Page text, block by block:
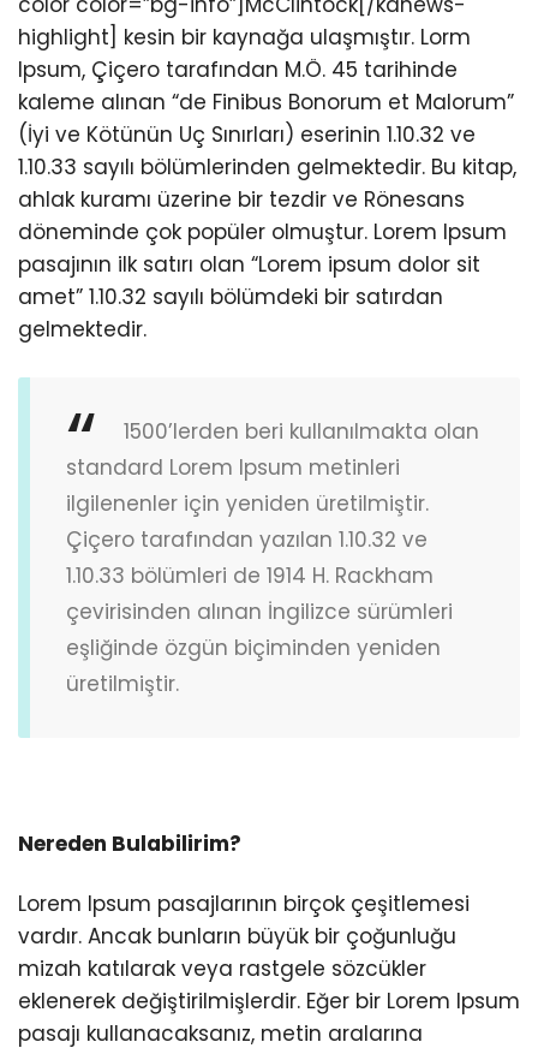
highlight] kesin bir kaynağa ulaşmıştır. Lorm
Ipsum, Çiçero tarafından M.Ö. 45 tarihinde
kaleme alınan “de Finibus Bonorum et Malorum”
(İyi ve Kötünün Uç Sınırları) eserinin 1.10.32 ve
1.10.33 sayılı bölümlerinden gelmektedir. Bu kitap,
ahlak kuramı üzerine bir tezdir ve Rönesans
döneminde çok popüler olmuştur. Lorem Ipsum
pasajının ilk satırı olan “Lorem ipsum dolor sit
amet” 1.10.32 sayılı bölümdeki bir satırdan
gelmektedir.
1500’lerden beri kullanılmakta olan
standard Lorem Ipsum metinleri
ilgilenenler için yeniden üretilmiştir.
Çiçero tarafından yazılan 1.10.32 ve
1.10.33 bölümleri de 1914 H. Rackham
çevirisinden alınan İngilizce sürümleri
eşliğinde özgün biçiminden yeniden
üretilmiştir.
Nereden Bulabilirim?
Lorem Ipsum pasajlarının birçok çeşitlemesi
vardır. Ancak bunların büyük bir çoğunluğu
mizah katılarak veya rastgele sözcükler
eklenerek değiştirilmişlerdir. Eğer bir Lorem Ipsum
pasajı kullanacaksanız, metin aralarına